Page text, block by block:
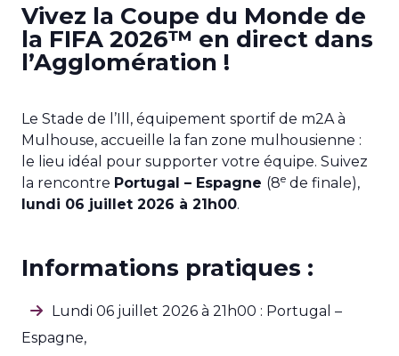
Vivez la Coupe du Monde de
la FIFA 2026™ en direct dans
l’Agglomération !
Le Stade de l’Ill, équipement sportif de m2A à
Mulhouse, accueille la fan zone mulhousienne :
le lieu idéal pour supporter votre équipe. Suivez
la rencontre Portugal – Espagne (8e de finale),
lundi 06 juillet 2026 à 21h00.
Informations pratiques :
Lundi 06 juillet 2026 à 21h00 : Portugal –
Espagne,